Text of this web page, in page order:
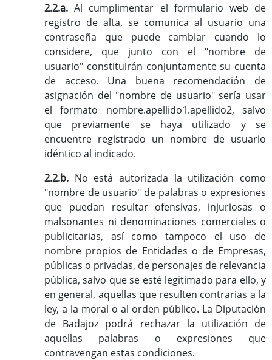
2.2.a.Al cumplimentar el formulario web de
registro de alta, se comunica al usuario una
contraseña que puede cambiar cuando lo
considere, que junto con el "nombre de
usuario" constituirán conjuntamente su cuenta
de acceso. Una buena recomendación de
asignación del "nombre de usuario" sería usar
el formato nombre.apellido1.apellido2, salvo
que previamente se haya utilizado y se
encuentre registrado un nombre de usuario
idéntico al indicado.
2.2.b. No está autorizada la utilización como
"nombre de usuario" de palabras o expresiones
que puedan resultar ofensivas, injuriosas o
malsonantes ni denominaciones comerciales o
publicitarias, así como tampoco el uso de
nombre propios de Entidades o de Empresas,
públicas o privadas, de personajes de relevancia
pública, salvo que se esté legitimado para ello, y
en general, aquellas que resulten contrarias a la
ley, a la moral o al orden público. La Diputación
de Badajoz podrá rechazar la utilización de
aquellas palabras o expresiones que
contravengan estas condiciones.